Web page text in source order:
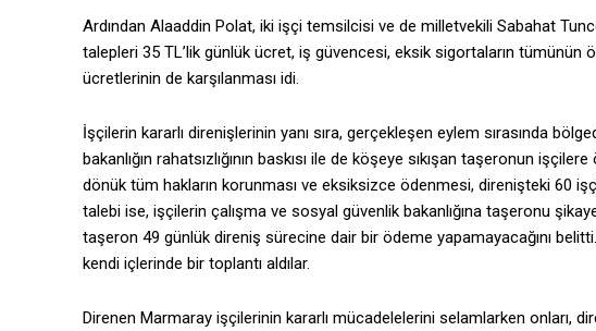
Ardından Alaaddin Polat, iki işçi temsilcisi ve de milletvekili Sabahat
talepleri 35 TL’lik günlük ücret, iş güvencesi, eksik sigortaların tümünün
ücretlerinin de karşılanması idi.
İşçilerin kararlı direnişlerinin yanı sıra, gerçekleşen eylem sırasında
bakanlığın rahatsızlığının baskısı ile de köşeye sıkışan taşeronun
dönük tüm hakların korunması ve eksiksizce ödenmesi, direnişteki 60
talebi ise, işçilerin çalışma ve sosyal güvenlik bakanlığına taşeronu
taşeron 49 günlük direniş sürecine dair bir ödeme yapamayacağını
kendi içlerinde bir toplantı aldılar.
Direnen Marmaray işçilerinin kararlı mücadelelerini selamlarken onları,